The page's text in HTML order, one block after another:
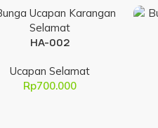
HA-002
Ucapan Selamat
Rp700.000